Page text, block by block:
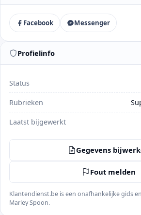
Facebook Messenger
Profielinfo
Status
Rubrieken
Laatst bijgewerkt
Gegevens
Fout melden
Klantendienst.be is een onafhankelijke gids
Marley Spoon.